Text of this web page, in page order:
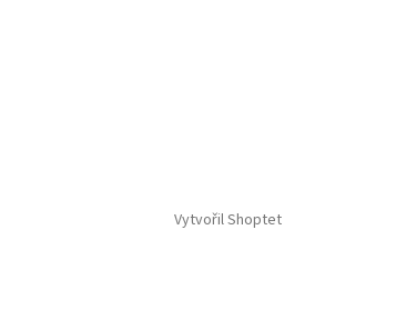
Vytvořil Shoptet